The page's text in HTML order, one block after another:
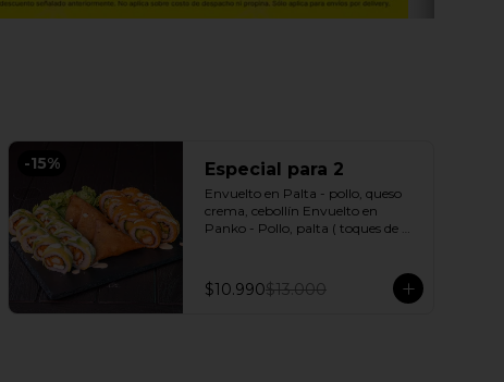
-15% Especial para 2
Envuelto en Palta - pollo, queso
crema, cebollín Envuelto en
Panko - Pollo, palta ( toques de
Agridulce Bless - 2 Salsa soya
$10.990$13.000